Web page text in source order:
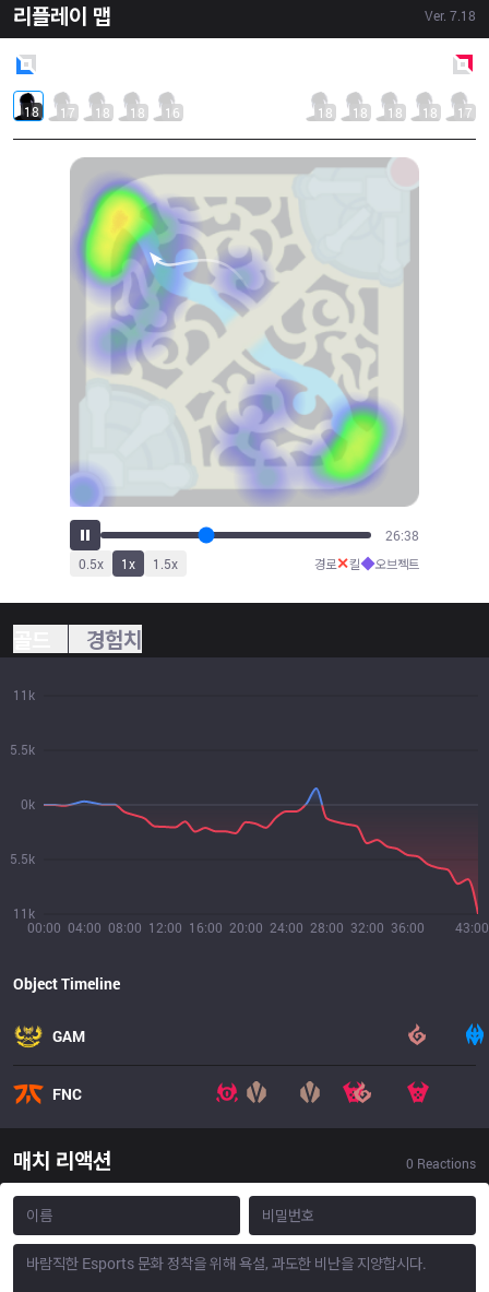
리플레이 맵 Ver. 7.18
18 17 18 18 16 18 18 18 18 17
29:23
0.5x 1x 1.5x 경로✕킬◆오브젝트
경험치
00:00 04:00 08:00 12:00 16:00 20:00 24:00 28:00 32:00 36:00 43:00
11k
5.5k
0k
5.5k
11k
Object Timeline
GAM
FNC
매치 리액션 0 Reactions